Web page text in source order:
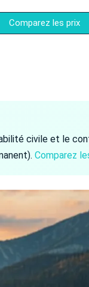
Comparez les prix
civile et le
Comparez